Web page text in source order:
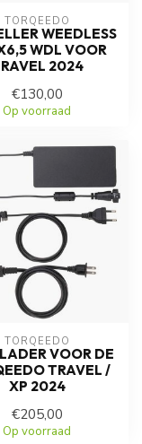
TORQEEDO
WEEDLESS
WDL VOOR
2024
€130,00
Op voorraad
TORQEEDO
VOOR DE
TRAVEL /
XP 2024
€205,00
Op voorraad